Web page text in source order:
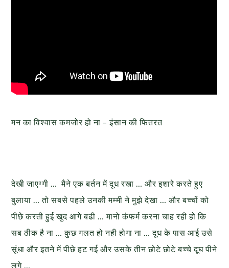
मन का विश्वास कमजोर हो ना – इंसान की फितरत
देखी जाएग्गी … मैने एक बर्तन में दूध रखा … और इशारे करते हुए
बुलाया … तो सबसे पहले उनकी मम्मी ने मुझे देखा … और बच्चों को
पीछे करती हुई खुद आगे बढी … मानो कंफर्म करना चाह रही हो कि
सब ठीक है ना … कुछ गलत हो नही होगा ना … दूध के पास आई उसे
सूंधा और इतने में पीछे हट गई और उसके तीन छोटे छोटे बच्चे दूघ पीने
लगे …